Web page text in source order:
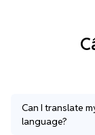
Can I translate
language?